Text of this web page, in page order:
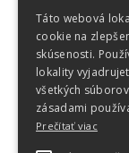
Sviatosti
Objekty
Do 2017
2018
2019
2020
2022
Táto webová
cookie na
skúsenosti.
lokality
všetkých
zásadami
Prečítať viac